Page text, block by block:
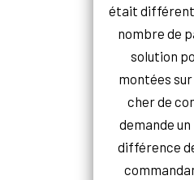
était différent
nombre de
solution
montées
cher de
demande
différence